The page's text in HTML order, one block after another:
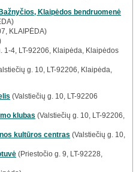
Klaipėdos bendruomenė
KLAIPĖDA)
1-4, LT-92206, Klaipėda, Klaipėdos
g. 10, LT-92206, Klaipėda,
(Valstiečių g. 10, LT-92206
klubas (Valstiečių g. 10, LT-92206,
kultūros centras (Valstiečių g. 10,
(Priestočio g. 9, LT-92228,